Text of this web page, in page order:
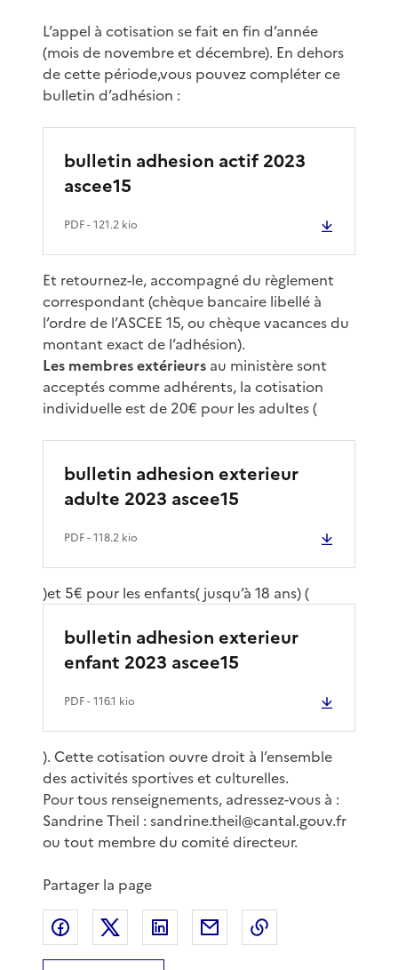
L’appel à cotisation se fait en fin d’année
(mois de novembre et décembre). En dehors
de cette période,vous pouvez compléter ce
bulletin d’adhésion :
bulletin adhesion actif 2023
ascee15
PDF- 121.2 kio
Et retournez-le, accompagné du règlement
correspondant (chèque bancaire libellé à
l’ordre de l’ASCEE 15, ou chèque vacances du
montant exact de l’adhésion).
Les membres extérieurs au ministère sont
acceptés comme adhérents, la cotisation
individuelle est de 20€ pour les adultes (
bulletin adhesion exterieur
adulte 2023 ascee15
PDF- 118.2 kio
)et 5€ pour les enfants( jusqu’à 18 ans) (
bulletin adhesion exterieur
enfant 2023 ascee15
PDF- 116.1 kio
). Cette cotisation ouvre droit à l’ensemble
des activités sportives et culturelles.
Pour tous renseignements, adressez-vous à :
Sandrine Theil : sandrine.theil@cantal.gouv.fr
ou tout membre du comité directeur.
Partager la page
Partager sur Facebook
Partager sur XPartager sur LinkedIn
Partager par email